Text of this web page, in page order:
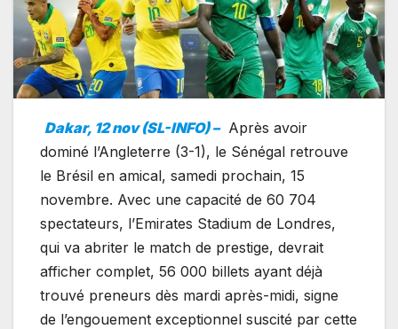
Dakar, 12 nov (SL-INFO) – Après avoir
dominé l’Angleterre (3-1), le Sénégal retrouve
le Brésil en amical, samedi prochain, 15
novembre. Avec une capacité de 60 704
spectateurs, l’Emirates Stadium de Londres,
qui va abriter le match de prestige, devrait
afficher complet, 56 000 billets ayant déjà
trouvé preneurs dès mardi après-midi, signe
de l’engouement exceptionnel suscité par cette